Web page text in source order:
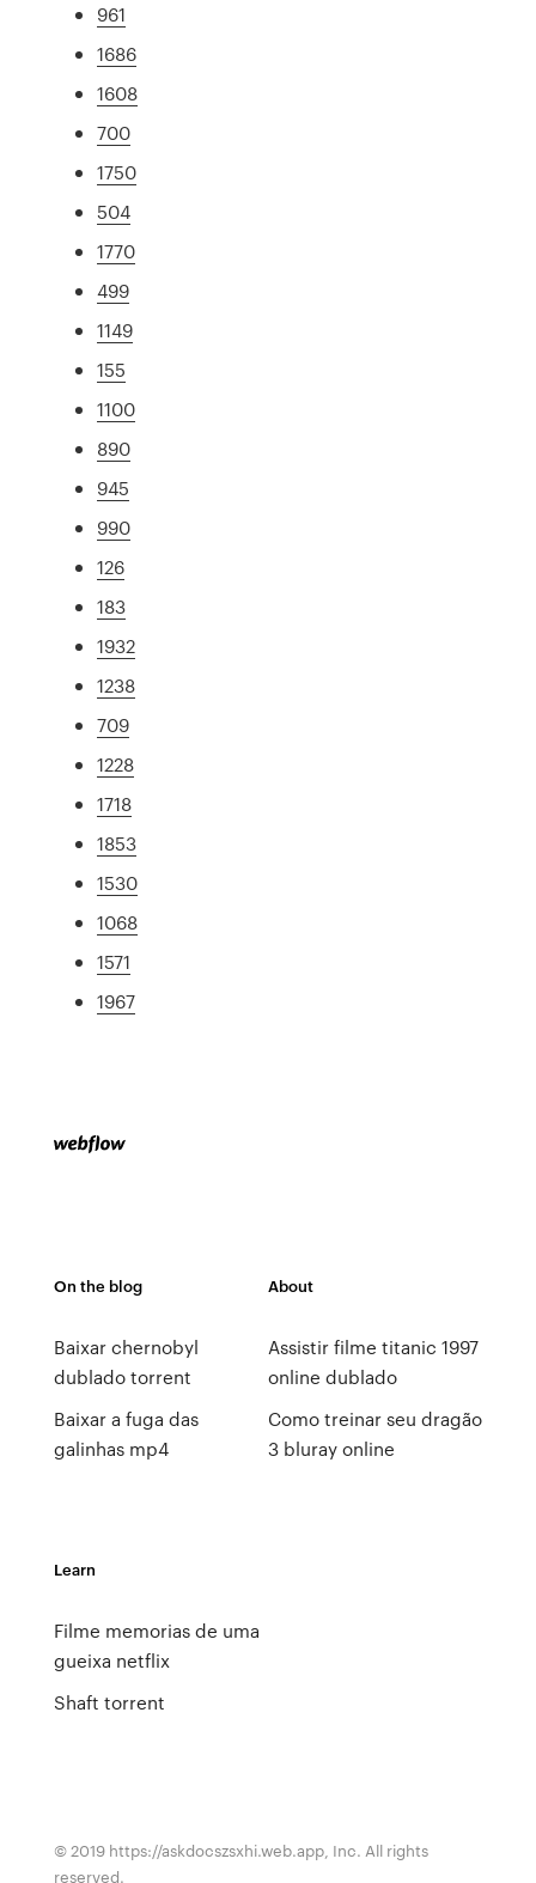
961
1686
1608
700
1750
504
1770
499
1149
155
1100
890
945
990
126
183
1932
1238
709
1228
1718
1853
1530
1068
1571
1967
On the blog
Baixar chernobyl
dublado torrent
Baixar a fuga das
galinhas mp4
About
Assistir filme titanic 1997
online dublado
Como treinar seu dragão
3 bluray online
Learn
Filme memorias de uma
gueixa netflix
Shaft torrent
© 2019 https://askdocszsxhi.web.app, Inc. All rights
reserved.